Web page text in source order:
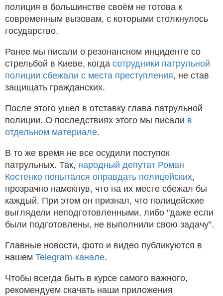
полиция в большинстве своём не готова к
современным вызовам, с которыми столкнулось
государство.
Ранее мы писали о резонансном инциденте со
стрельбой в Киеве, когда сотрудники патрульной
полиции сбежали с места преступления, не став
защищать гражданских.
После этого ушел в отставку глава патрульной
полиции. О последствиях этого мы писали в
отдельном материале.
В то же время не все осудили поступок
патрульных. Так, народный депутат Роман
Костенко попытался оправдать полицейских,
прозрачно намекнув, что на их месте сбежал бы
каждый. При этом он признал, что полицейские
выглядели неподготовленными, либо "даже если
были подготовлены, не выполнили свою задачу".
Главные новости, фото и видео публикуются в
нашем Telegram-канале.
Чтобы всегда быть в курсе самого важного,
рекомендуем скачать наши приложения